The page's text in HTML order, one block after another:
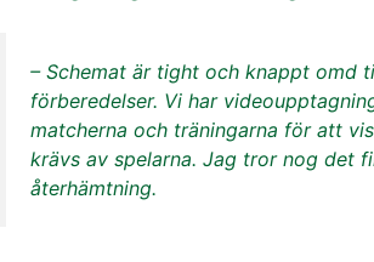
– Schemat är tight och knappt omd
förberedelser. Vi har
matcherna och träningarna för att
krävs av spelarna. Jag tror nog det
återhämtning.